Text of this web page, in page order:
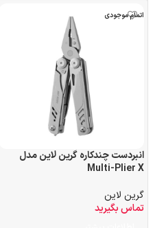
اتمام موجودی
انبردست چندکاره گرین لاین مدل
Multi-Plier X
گرین لاین
تماس بگیرید